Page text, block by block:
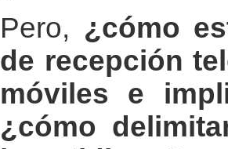
Pero, ¿cómo
de recepción
móviles e
¿cómo